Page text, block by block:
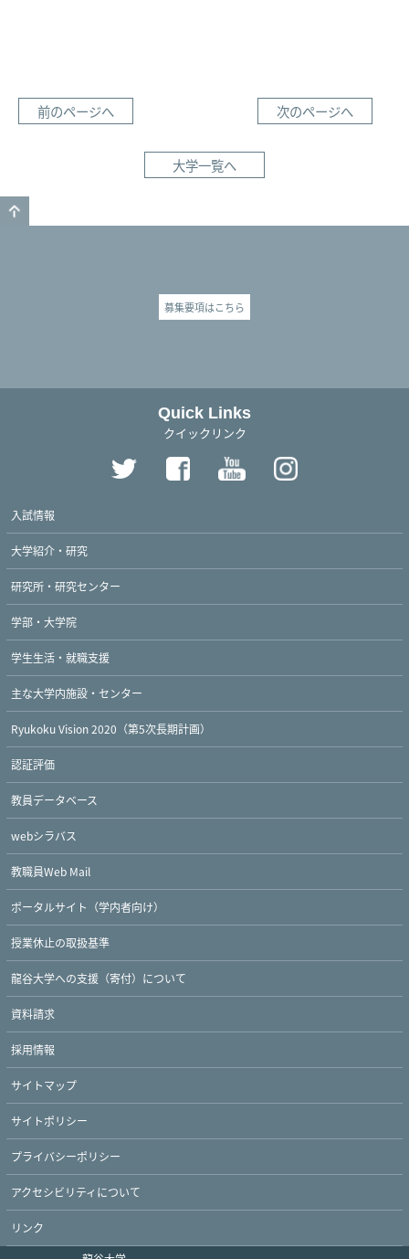
前のページへ 次のページへ
大学一覧へ
募集要項はこちら
Quick Links
クイックリンク
入試情報
大学紹介・研究
研究所・研究センター
学部・大学院
学生生活・就職支援
主な大学内施設・センター
Ryukoku Vision 2020（第5次長期計画）
認証評価
教員データベース
webシラバス
教職員Web Mail
ポータルサイト（学内者向け）
授業休止の取扱基準
龍谷大学への支援（寄付）について
資料請求
採用情報
サイトマップ
サイトポリシー
プライバシーポリシー
アクセシビリティについて
リンク